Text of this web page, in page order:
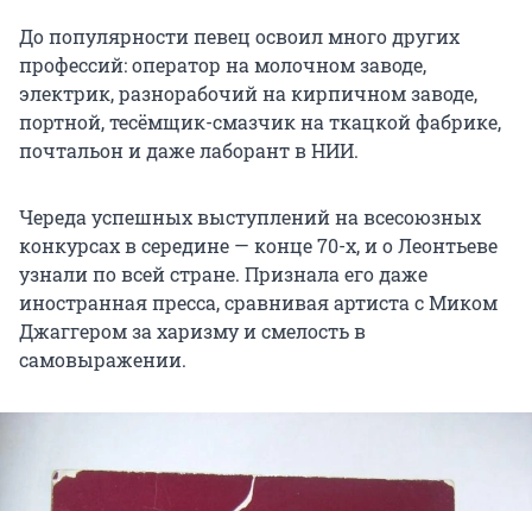
До популярности певец освоил много других
профессий: оператор на молочном заводе,
электрик, разнорабочий на кирпичном заводе,
портной, тесёмщик-смазчик на ткацкой фабрике,
почтальон и даже лаборант в НИИ.
Череда успешных выступлений на всесоюзных
конкурсах в середине — конце 70-х, и о Леонтьеве
узнали по всей стране. Признала его даже
иностранная пресса, сравнивая артиста с Миком
Джаггером за харизму и смелость в
самовыражении.